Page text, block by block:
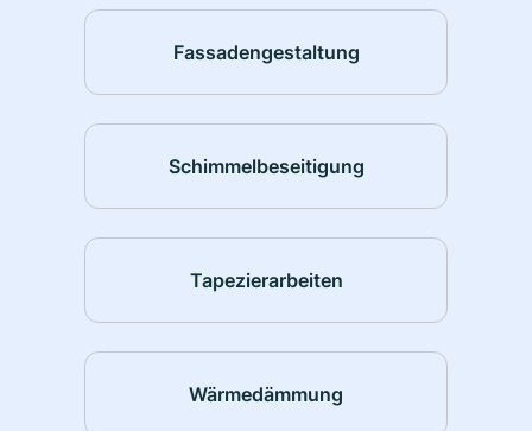
Fassadengestaltung
Schimmelbeseitigung
Tapezierarbeiten
Wärmedämmung